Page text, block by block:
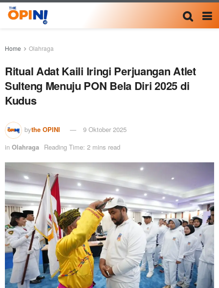
Home Olahraga
Ritual Adat Kaili Iringi Perjuangan Atlet
Sulteng Menuju PON Bela Diri 2025 di
Kudus
bythe OPINI
9 Oktober 2025
in Olahraga Reading Time: 2 mins read